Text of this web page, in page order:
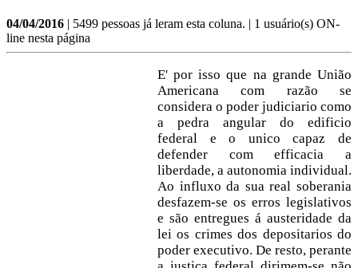
04/04/2016 | 5499 pessoas já leram esta coluna. | 1 usuário(s) ON-
line nesta página
E' por isso que na grande União
Americana com razão se
considera o poder judiciario como
a pedra angular do edificio
federal e o unico capaz de
defender com efficacia a
liberdade, a autonomia individual.
Ao influxo da sua real soberania
desfazem-se os erros legislativos
e são entregues á austeridade da
lei os crimes dos depositarios do
poder executivo. De resto, perante